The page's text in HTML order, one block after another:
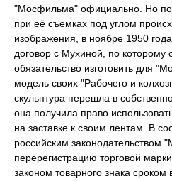
"Мосфильма" официально. Но
при её съемках под углом
изображения, в ноябре 1950
договор с Мухиной, по которому
обязательство изготовить для
модель своих "Рабочего и
скульптура перешла в
она получила право
на заставке к своим лентам. В
российским законодательством
перерегистрацию торговой
законом товарного знака